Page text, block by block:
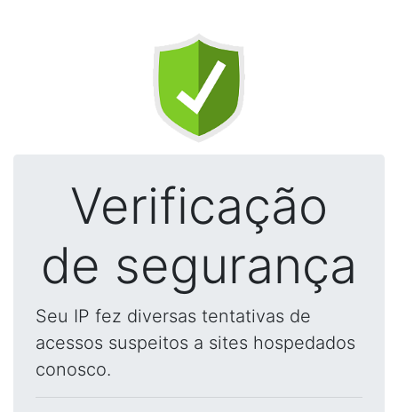
Verificação
de segurança
Seu IP fez diversas tentativas de
acessos suspeitos a sites hospedados
conosco.